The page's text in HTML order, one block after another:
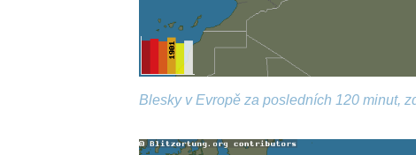
Blesky v Evropě za posledních 120 minut,